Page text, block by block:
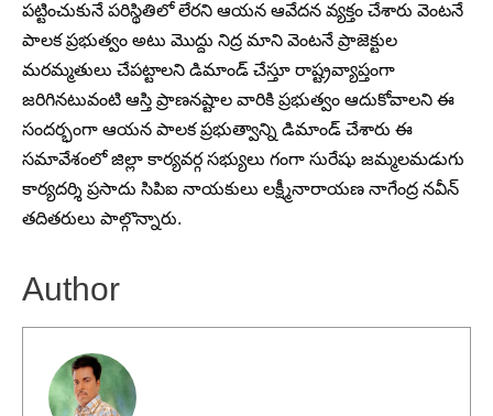
పట్టించుకునే పరిస్థితిలో లేరని ఆయన ఆవేదన వ్యక్తం చేశారు వెంటనే
పాలక ప్రభుత్వం అటు మొద్దు నిద్ర మాని వెంటనే ప్రాజెక్టుల
మరమ్మతులు చేపట్టాలని డిమాండ్ చేస్తూ రాష్ట్రవ్యాప్తంగా
జరిగినటువంటి ఆస్తి ప్రాణనష్టాల వారికి ప్రభుత్వం ఆదుకోవాలని ఈ
సందర్భంగా ఆయన పాలక ప్రభుత్వాన్ని డిమాండ్ చేశారు ఈ
సమావేశంలో జిల్లా కార్యవర్గ సభ్యులు గంగా సురేషు జమ్మలమడుగు
కార్యదర్శి ప్రసాదు సిపిఐ నాయకులు లక్ష్మీనారాయణ నాగేంద్ర నవీన్
తదితరులు పాల్గొన్నారు.
Author